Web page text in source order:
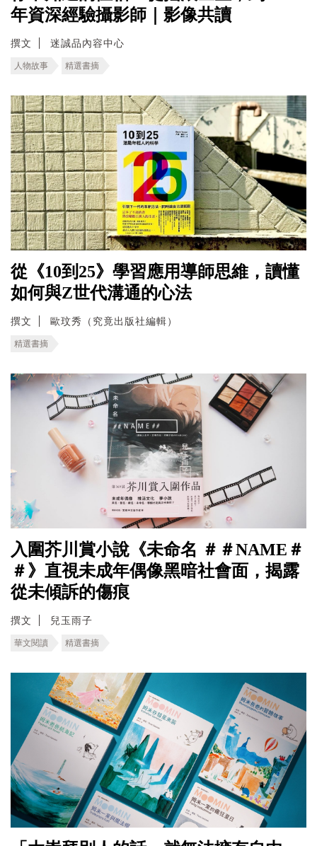
年資深經驗攝影師｜影像共讀
撰文 迷誠品內容中心
人物故事 精選書摘
從《10到25》學習應用導師思維，讀懂
如何與Z世代溝通的心法
撰文 歐玟秀（究竟出版社編輯）
精選書摘
入圍芥川賞小說《未命名 ＃＃NAME＃
＃》直視未成年偶像黑暗社會面，揭露
從未傾訴的傷痕
撰文 兒玉雨子
華文閱讀 精選書摘